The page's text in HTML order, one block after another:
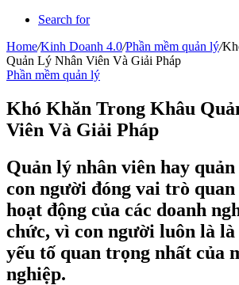
Search for
Home/Kinh Doanh 4.0/Phần mềm quản lý/
Quản Lý Nhân Viên Và Giải Pháp
Phần mềm quản lý
Khó Khăn Trong Khâu
Viên Và Giải Pháp
Quản lý nhân viên hay
con người đóng vai trò
hoạt động của các doanh
chức, vì con người luôn là
yếu tố quan trọng nhất của
nghiệp.